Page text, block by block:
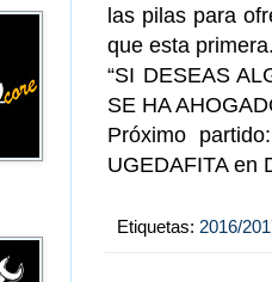
las pilas para
que esta
“SI DESEAS
SE HA
Próximo
UGEDAFITA en
Etiquetas: 2016/